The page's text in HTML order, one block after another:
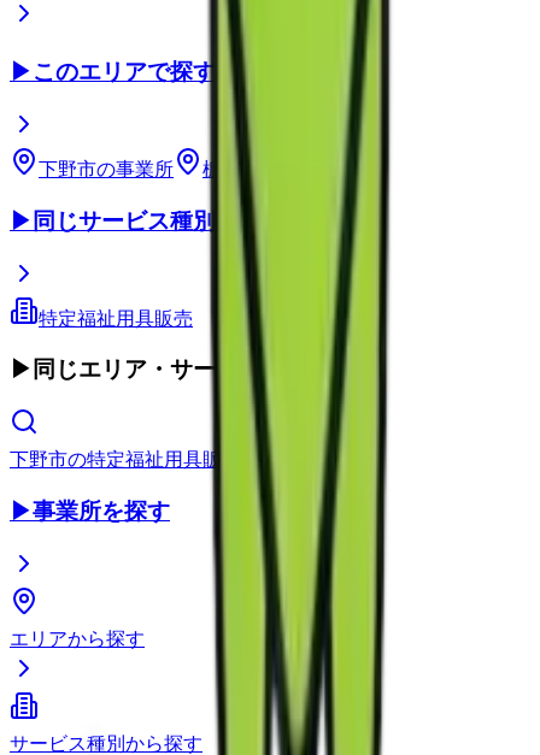
▶このエリアで探す
下野市の事業所 栃木県
▶ 同じサービス種別
特定福祉用具販売
▶ 同じエリア・サービス種別
下野市の特定福祉用具販売
▶事業所を探す
エリアから探す
サービス種別から探す